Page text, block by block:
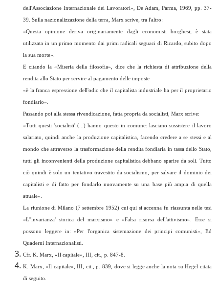
dell'Associazione Internazionale dei Lavoratori», De Adam, Parma, 1969, pp. 37-
39. Sulla nazionalizzazione della terra, Marx scrive, tra l'altro:
«Questa opinione deriva originariamente dagli economisti borghesi; è stata
utilizzata in un primo momento dai primi radicali seguaci di Ricardo, subito dopo
la sua morte».
E citando la «Miseria della filosofia», dice che la richiesta di attribuzione della
rendita allo Stato per servire al pagamento delle imposte
«è la franca espressione dell'odio che il capitalista industriale ha per il proprietario
fondiario».
Passando poi alla stessa rivendicazione, fatta propria da socialisti, Marx scrive:
«Tutti questi 'socialisti' (...) hanno questo in comune: lasciano sussistere il lavoro
salariato, quindi anche la produzione capitalistica, facendo credere a se stessi e al
mondo che attraverso la trasformazione della rendita fondiaria in tassa dello Stato,
tutti gli inconvenienti della produzione capitalistica debbano sparire da soli. Tutto
ciò quindi è solo un tentativo travestito da socialismo, per salvare il dominio dei
capitalisti e di fatto per fondarlo nuovamente su una base più ampia di quella
attuale».
La riunione di Milano (7 settembre 1952) cui qui si accenna fu riassunta nelle tesi
«L''invarianza' storica del marxismo» e «Falsa risorsa dell'attivismo». Esse si
possono leggere in: «Per l'organica sistemazione dei principi comunisti», Ed
Quaderni Internazionalisti.
Cfr. K. Marx, «Il capitale», III, cit., p. 847-8.
K. Marx, «Il capitale», III, cit., p. 839, dove si legge anche la nota su Hegel citata
di seguito.